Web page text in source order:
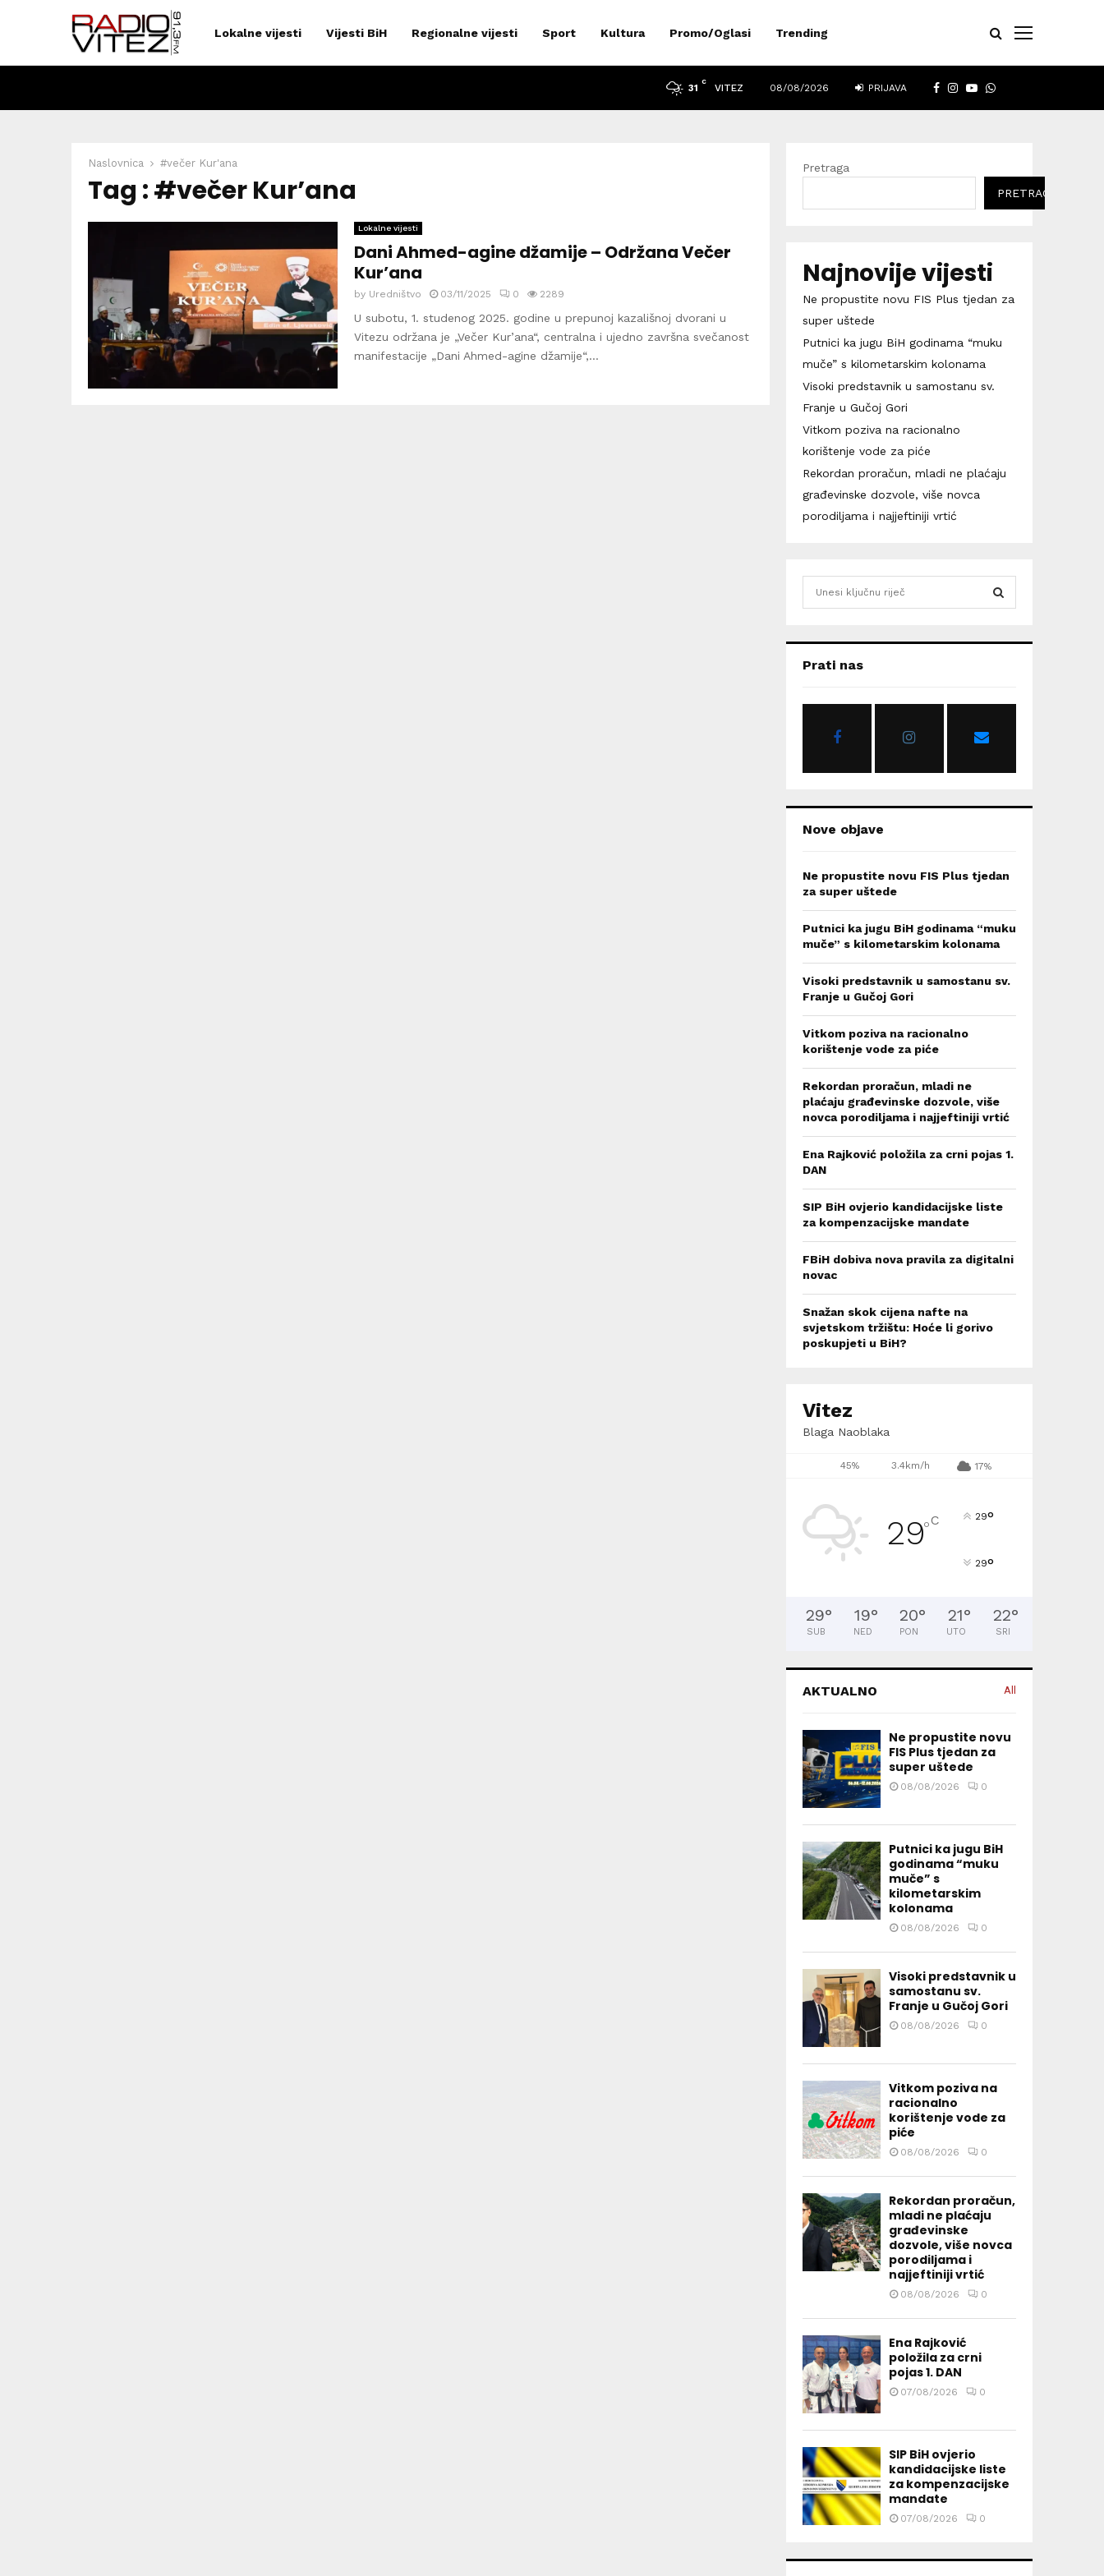
Lokalne vijesti Vijesti BiH Regionalne vijesti Sport Kultura Promo/Oglasi Trending
FACEBOOK
INSTAGRAM
YOUTUBE
WHATSAPP
31
C
VITEZ 08/08/2026 PRIJAVA
Naslovnica #večer Kur'ana
Tag : #večer Kur’ana
Lokalne vijesti
Dani Ahmed-agine džamije – Održana Večer
Kur’ana
by Uredništvo 03/11/2025 0 2289
U subotu, 1. studenog 2025. godine u prepunoj kazališnoj dvorani u
Vitezu održana je „Večer Kur’ana“, centralna i ujedno završna svečanost
manifestacije „Dani Ahmed-agine džamije“,...
Pretraga
PRETRAGA
Najnovije vijesti
Ne propustite novu FIS Plus tjedan za
super uštede
Putnici ka jugu BiH godinama “muku
muče” s kilometarskim kolonama
Visoki predstavnik u samostanu sv.
Franje u Gučoj Gori
Vitkom poziva na racionalno
korištenje vode za piće
Rekordan proračun, mladi ne plaćaju
građevinske dozvole, više novca
porodiljama i najjeftiniji vrtić
h
o
Prati nas
Nove objave
Ne propustite novu FIS Plus tjedan
za super uštede
Putnici ka jugu BiH godinama “muku
muče” s kilometarskim kolonama
Visoki predstavnik u samostanu sv.
Franje u Gučoj Gori
Vitkom poziva na racionalno
korištenje vode za piće
Rekordan proračun, mladi ne
plaćaju građevinske dozvole, više
novca porodiljama i najjeftiniji vrtić
Ena Rajković položila za crni pojas 1.
DAN
SIP BiH ovjerio kandidacijske liste
za kompenzacijske mandate
FBiH dobiva nova pravila za digitalni
novac
Snažan skok cijena nafte na
svjetskom tržištu: Hoće li gorivo
poskupjeti u BiH?
Vitez
Blaga Naoblaka
45% 3.4km/h 17%
29°C 29°
29°
29°
SUB
19°
NED
20°
PON
21°
UTO
22°
SRI
AKTUALNO All
Ne propustite novu
FIS Plus tjedan za
super uštede
08/08/2026 0
Putnici ka jugu BiH
godinama “muku
muče” s
kilometarskim
kolonama
08/08/2026 0
Visoki predstavnik u
samostanu sv.
Franje u Gučoj Gori
08/08/2026 0
Vitkom poziva na
racionalno
korištenje vode za
piće
08/08/2026 0
Rekordan proračun,
mladi ne plaćaju
građevinske
dozvole, više novca
porodiljama i
najjeftiniji vrtić
08/08/2026 0
Ena Rajković
položila za crni
pojas 1. DAN
07/08/2026 0
SIP BiH ovjerio
kandidacijske liste
za kompenzacijske
mandate
07/08/2026 0